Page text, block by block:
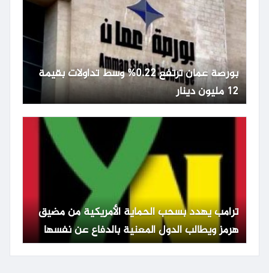
بورصة عمان ترتفع 0.22% وسط تداولات بقيمة
12 مليون دينار
ترامب يهدد بسحب الحماية الأمريكية من مضيق
هرمز ويطالب الدول المعنية بالدفاع عن نفسها